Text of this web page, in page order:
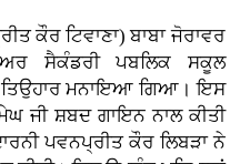
ਕੌਰ ਟਿਵਾਣਾ) ਬਾਬਾ ਜੋਰਾਵਰ
ਸੈਕੰਡਰੀ ਪਬਲਿਕ ਸਕੂਲ
ਤਿਉਹਾਰ ਮਨਾਇਆ ਗਿਆ। ਇਸ
ਜੀ ਸ਼ਬਦ ਗਾਇਨ ਨਾਲ ਕੀਤੀ
ਪਵਨਪ੍ਰੀਤ ਕੌਰ ਲਿਬੜਾ ਨੇ